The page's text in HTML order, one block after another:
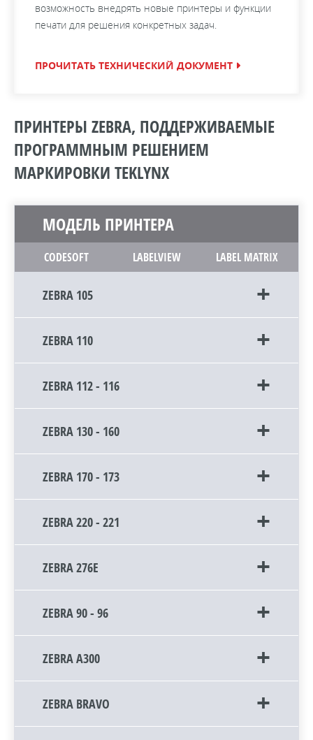
возможность внедрять новые принтеры и функции
печати для решения конкретных задач.
ПРОЧИТАТЬ ТЕХНИЧЕСКИЙ ДОКУМЕНТ
ПРИНТЕРЫ ZEBRA, ПОДДЕРЖИВАЕМЫЕ
ПРОГРАММНЫМ РЕШЕНИЕМ
МАРКИРОВКИ TEKLYNX
МОДЕЛЬ ПРИНТЕРА
CODESOFT LABELVIEW LABEL MATRIX
ZEBRA 105
ZEBRA 110
ZEBRA 112 - 116
ZEBRA 130 - 160
ZEBRA 170 - 173
ZEBRA 220 - 221
ZEBRA 276E
ZEBRA 90 - 96
ZEBRA A300
ZEBRA BRAVO